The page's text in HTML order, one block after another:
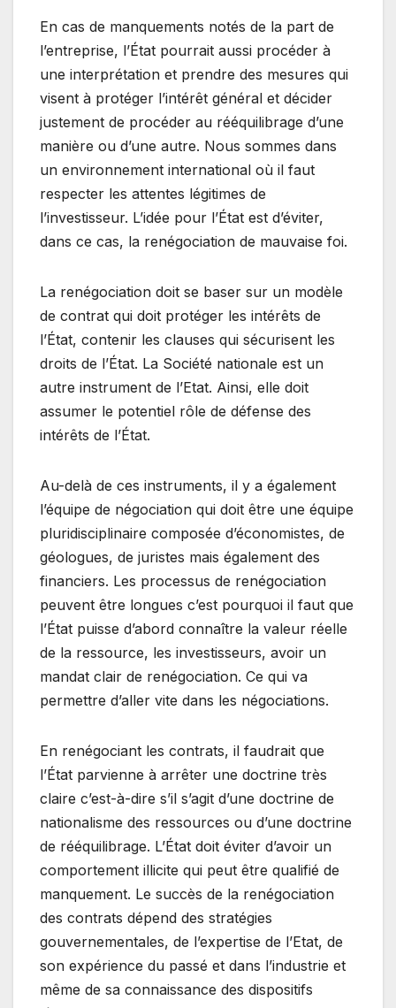
En cas de manquements notés de la part de
l’entreprise, l’État pourrait aussi procéder à
une interprétation et prendre des mesures qui
visent à protéger l’intérêt général et décider
justement de procéder au rééquilibrage d’une
manière ou d’une autre. Nous sommes dans
un environnement international où il faut
respecter les attentes légitimes de
l’investisseur. L’idée pour l’État est d’éviter,
dans ce cas, la renégociation de mauvaise foi.
La renégociation doit se baser sur un modèle
de contrat qui doit protéger les intérêts de
l’État, contenir les clauses qui sécurisent les
droits de l’État. La Société nationale est un
autre instrument de l’Etat. Ainsi, elle doit
assumer le potentiel rôle de défense des
intérêts de l’État.
Au-delà de ces instruments, il y a également
l’équipe de négociation qui doit être une équipe
pluridisciplinaire composée d’économistes, de
géologues, de juristes mais également des
financiers. Les processus de renégociation
peuvent être longues c’est pourquoi il faut que
l’État puisse d’abord connaître la valeur réelle
de la ressource, les investisseurs, avoir un
mandat clair de renégociation. Ce qui va
permettre d’aller vite dans les négociations.
En renégociant les contrats, il faudrait que
l’État parvienne à arrêter une doctrine très
claire c’est-à-dire s’il s’agit d’une doctrine de
nationalisme des ressources ou d’une doctrine
de rééquilibrage. L’État doit éviter d’avoir un
comportement illicite qui peut être qualifié de
manquement. Le succès de la renégociation
des contrats dépend des stratégies
gouvernementales, de l’expertise de l’Etat, de
son expérience du passé et dans l’industrie et
même de sa connaissance des dispositifs